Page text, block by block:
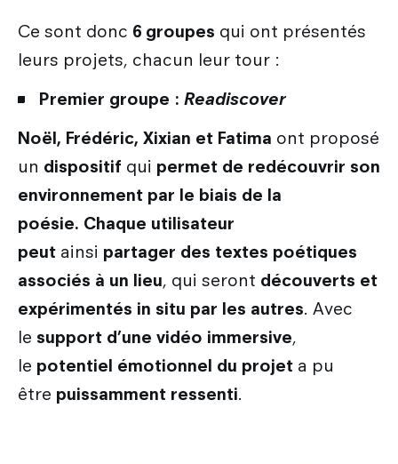
Ce sont donc 6 groupes qui ont présentés
leurs projets, chacun leur tour :
Premier groupe : Readiscover
Noël, Frédéric, Xixian et Fatima ont proposé
un dispositif qui permet de redécouvrir son
environnement par le biais de la
poésie. Chaque utilisateur
peut ainsi partager des textes poétiques
associés à un lieu, qui seront découverts et
expérimentés in situ par les autres. Avec
le support d’une vidéo immersive,
le potentiel émotionnel du projet a pu
être puissamment ressenti.